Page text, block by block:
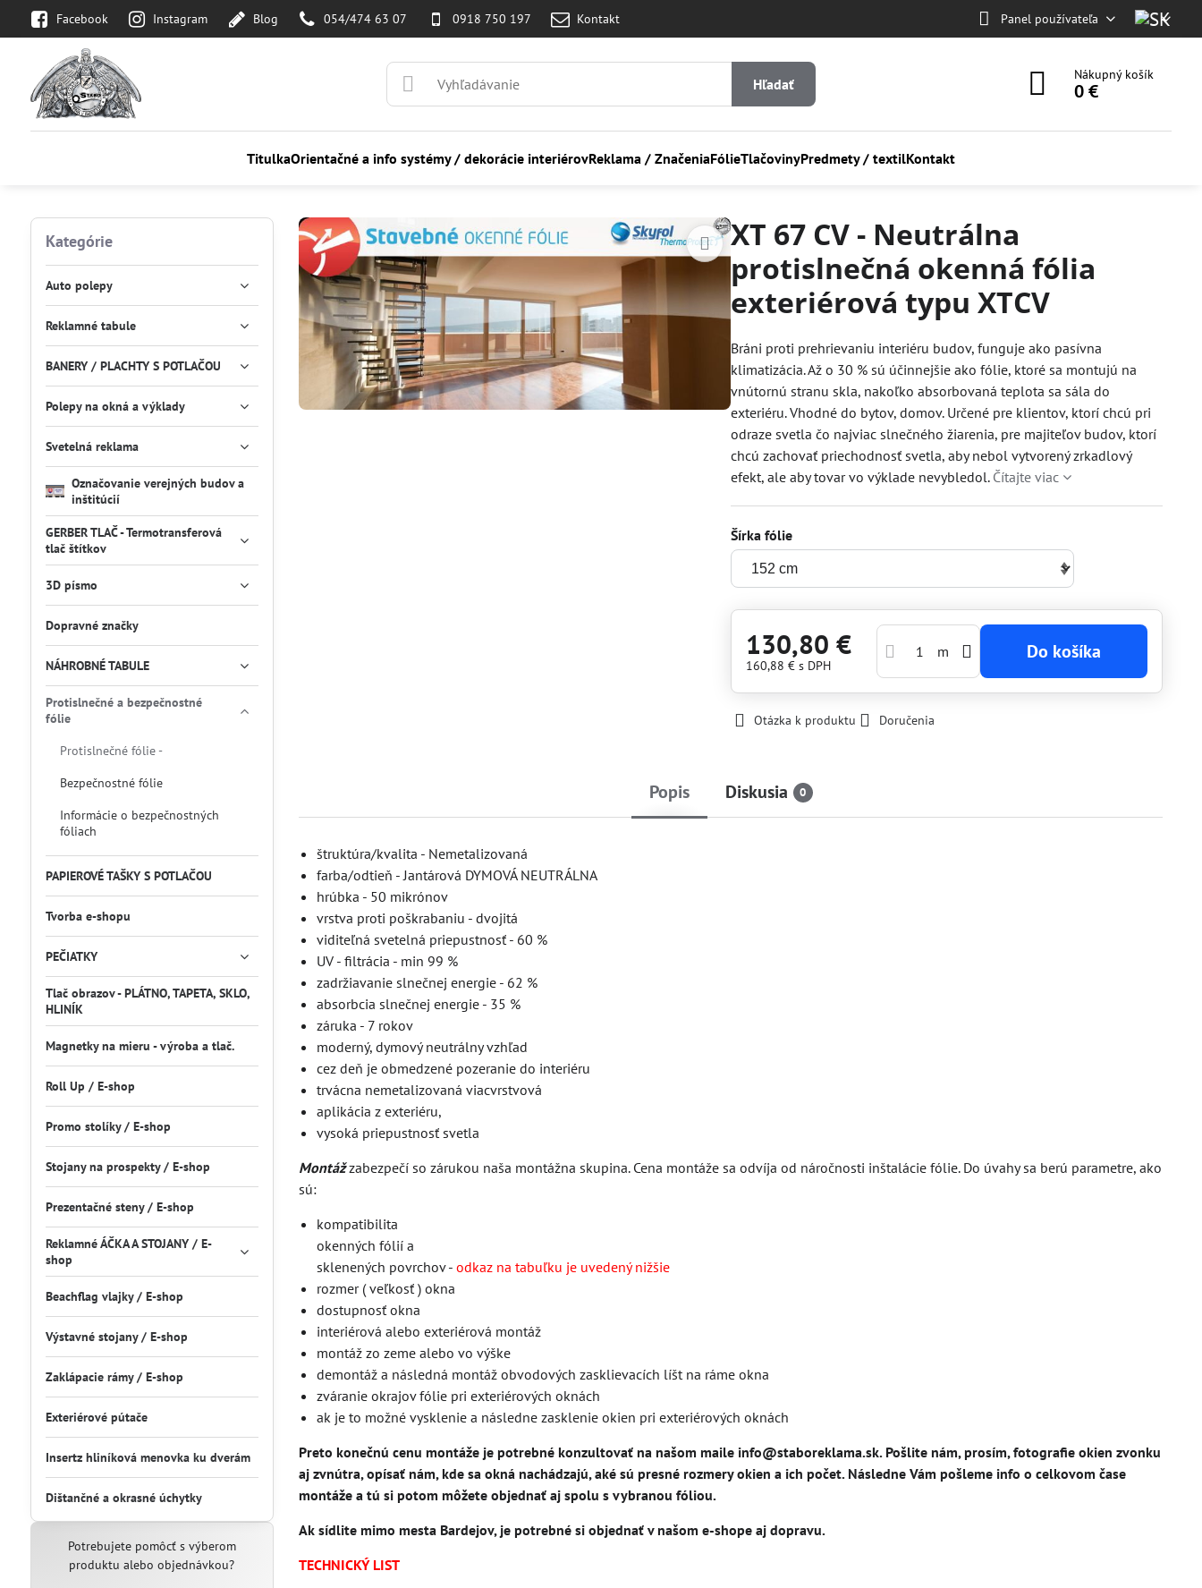
Facebook Instagram Blog 054/474 63 07 0918 750 197 Kontakt Panel používateľa
Hľadať
Nákupný košík
0 €
TitulkaOrientačné a info systémy / dekorácie interiérovReklama / ZnačeniaFólieTlačovinyPredmety / textilKontakt
XT 67 CV - Neutrálna
protislnečná okenná fólia
exteriérová typu XTCV
Bráni proti prehrievaniu interiéru budov, funguje ako pasívna
klimatizácia. Až o 30 % sú účinnejšie ako fólie, ktoré sa montujú na
vnútornú stranu skla, nakoľko absorbovaná teplota sa sála do
exteriéru. Vhodné do bytov, domov. Určené pre klientov, ktorí chcú pri
odraze svetla čo najviac slnečného žiarenia, pre majiteľov budov, ktorí
chcú zachovať priechodnosť svetla, aby nebol vytvorený zrkadlový
efekt, ale aby tovar vo výklade nevybledol. Čítajte viac
Šírka fólie
130,80 €
160,88 €s DPH
m Do košíka
Otázka k produktu Doručenia
Popis Diskusia 0
štruktúra/kvalita - Nemetalizovaná
farba/odtieň - Jantárová DYMOVÁ NEUTRÁLNA
hrúbka - 50 mikrónov
vrstva proti poškrabaniu - dvojitá
viditeľná svetelná priepustnosť - 60 %
UV - filtrácia - min 99 %
zadržiavanie slnečnej energie - 62 %
absorbcia slnečnej energie - 35 %
záruka - 7 rokov
moderný, dymový neutrálny vzhľad
cez deň je obmedzené pozeranie do interiéru
trvácna nemetalizovaná viacvrstvová
aplikácia z exteriéru,
vysoká priepustnosť svetla
Montážzabezpečí so zárukou naša montážna skupina. Cena montáže sa odvíja od náročnosti inštalácie fólie. Do úvahy sa berú parametre, ako
sú:
kompatibilita
okenných fólií a
sklenených povrchov - odkaz na tabuľku je uvedený nižšie
rozmer ( veľkosť ) okna
dostupnosť okna
interiérová alebo exteriérová montáž
montáž zo zeme alebo vo výške
demontáž a následná montáž obvodových zasklievacích líšt na ráme okna
zváranie okrajov fólie pri exteriérových oknách
ak je to možné vysklenie a následne zasklenie okien pri exteriérových oknách
Preto konečnú cenu montáže je potrebné konzultovať na našom maile info@staboreklama.sk. Pošlite nám, prosím, fotografie okien zvonku
aj zvnútra, opísať nám, kde sa okná nachádzajú, aké sú presné rozmery okien a ich počet. Následne Vám pošleme info o celkovom čase
montáže a tú si potom môžete objednať aj spolu s vybranou fóliou.
Ak sídlite mimo mesta Bardejov, je potrebné si objednať v našom e-shope aj dopravu.
TECHNICKÝ LIST
Kategórie
Auto polepy
Reklamné tabule
BANERY / PLACHTY S POTLAČOU
Polepy na okná a výklady
Svetelná reklama
Označovanie verejných budov a
inštitúcií
GERBER TLAČ - Termotransferová
tlač štítkov
3D písmo
Dopravné značky
NÁHROBNÉ TABULE
Protislnečné a bezpečnostné
fólie
Protislnečné fólie -
Bezpečnostné fólie
Informácie o bezpečnostných
fóliach
PAPIEROVÉ TAŠKY S POTLAČOU
Tvorba e-shopu
PEČIATKY
Tlač obrazov - PLÁTNO, TAPETA, SKLO,
HLINÍK
Magnetky na mieru - výroba a tlač.
Roll Up / E-shop
Promo stolíky / E-shop
Stojany na prospekty / E-shop
Prezentačné steny / E-shop
Reklamné ÁČKA A STOJANY / E-
shop
Beachflag vlajky / E-shop
Výstavné stojany / E-shop
Zaklápacie rámy / E-shop
Exteriérové pútače
Insertz hliníková menovka ku dverám
Dištančné a okrasné úchytky
Potrebujete pomôcť s výberom
produktu alebo objednávkou?